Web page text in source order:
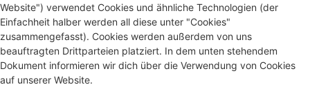
Website") verwendet Cookies und ähnliche Technologien (der
Einfachheit halber werden all diese unter "Cookies"
zusammengefasst). Cookies werden außerdem von uns
beauftragten Drittparteien platziert. In dem unten stehendem
Dokument informieren wir dich über die Verwendung von Cookies
auf unserer Website.